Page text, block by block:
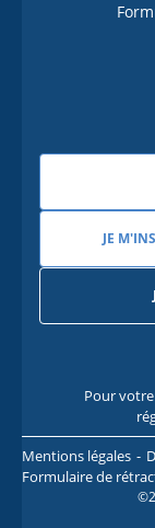
JE
Pour
Mentions légales
Formulaire de